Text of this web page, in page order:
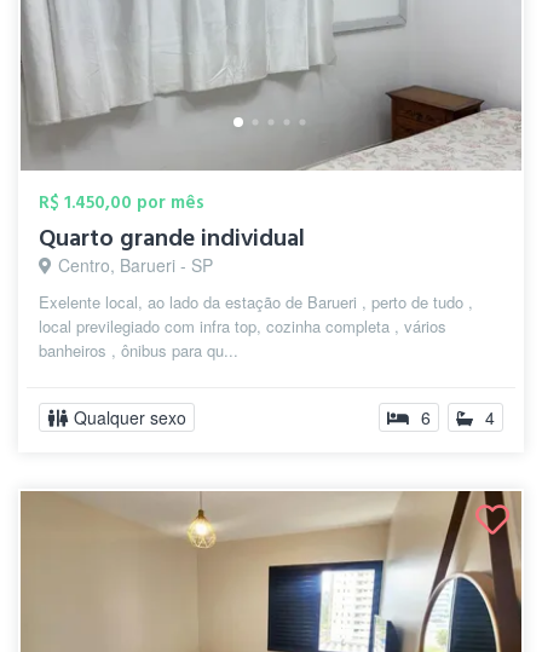
R$ 1.450,00 por mês
Quarto grande individual
Centro, Barueri - SP
Exelente local, ao lado da estação de Barueri , perto de tudo ,
local previlegiado com infra top, cozinha completa , vários
banheiros , ônibus para qu...
Qualquer sexo 6 4